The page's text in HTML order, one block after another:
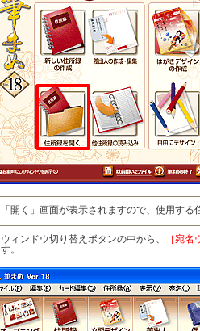
「開く」画面が表示されますので、使用する
ウィンドウ切り替えボタンの中から、
［宛
す。